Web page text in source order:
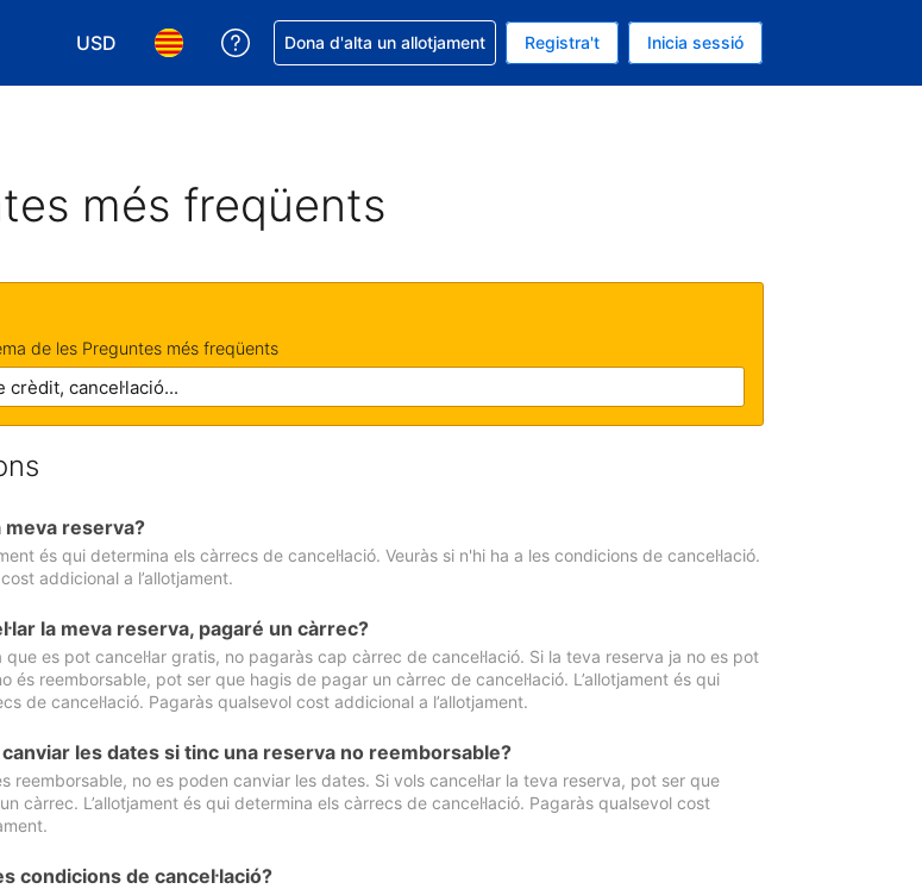
USD
Tria la moneda. La moneda actual és Dòlar dels Estats Units
Tria l'idioma. L'idioma actual és Català
Rep ajuda amb la reserva
Dona d'alta un allotjament Registra't Inicia sessió
més freqüents
de les Preguntes més freqüents
meva reserva?
és qui determina els càrrecs de cancel·lació. Veuràs si n'hi ha a les condicions de cancel·lació.
addicional a l’allotjament.
la meva reserva, pagaré un càrrec?
que es pot cancel·lar gratis, no pagaràs cap càrrec de cancel·lació. Si la teva reserva ja no es pot
és reemborsable, pot ser que hagis de pagar un càrrec de cancel·lació. L’allotjament és qui
de cancel·lació. Pagaràs qualsevol cost addicional a l’allotjament.
canviar les dates si tinc una reserva no reemborsable?
reemborsable, no es poden canviar les dates. Si vols cancel·lar la teva reserva, pot ser que
càrrec. L’allotjament és qui determina els càrrecs de cancel·lació. Pagaràs qualsevol cost
condicions de cancel·lació?